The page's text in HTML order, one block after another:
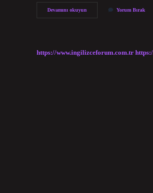
Devamını okuyun
Almanca
Yorum Bırak
https://www.ingilizceforum.com.tr